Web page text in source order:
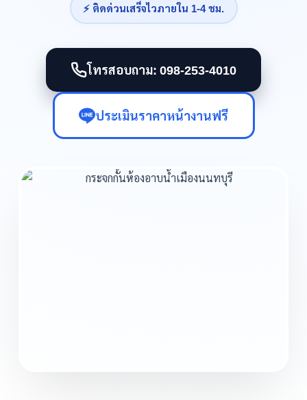
⚡ ติดด่วนเสร็จไวภายใน 1-4 ชม.
โทรสอบถาม: 098-253-4010
ประเมินราคาหน้างานฟรี